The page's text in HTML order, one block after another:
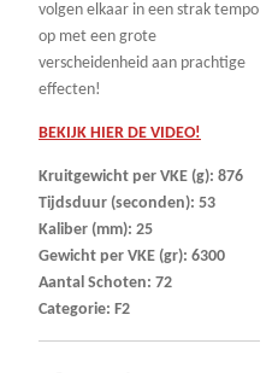
volgen elkaar in een strak tempo
op met een grote
verscheidenheid aan prachtige
effecten!
BEKIJK HIER DE VIDEO!
Kruitgewicht per VKE (g): 876
Tijdsduur (seconden): 53
Kaliber (mm): 25
Gewicht per VKE (gr): 6300
Aantal Schoten: 72
Categorie: F2